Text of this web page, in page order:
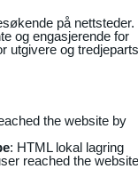
på nettsteder.
og engasjerende for
utgivere og tredjeparts
the website by
: HTML lokal lagring
reached the website